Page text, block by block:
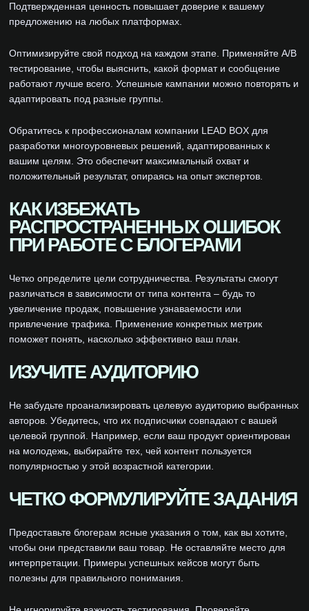
Подтвержденная ценность повышает доверие к вашему
предложению на любых платформах.
Оптимизируйте свой подход на каждом этапе. Применяйте A/B
тестирование, чтобы выяснить, какой формат и сообщение
работают лучше всего. Успешные кампании можно повторять и
адаптировать под разные группы.
Обратитесь к профессионалам компании LEAD BOX для
разработки многоуровневых решений, адаптированных к
вашим целям. Это обеспечит максимальный охват и
положительный результат, опираясь на опыт экспертов.
КАК ИЗБЕЖАТЬ
РАСПРОСТРАНЕННЫХ ОШИБОК
ПРИ РАБОТЕ С БЛОГЕРАМИ
Четко определите цели сотрудничества. Результаты смогут
различаться в зависимости от типа контента – будь то
увеличение продаж, повышение узнаваемости или
привлечение трафика. Применение конкретных метрик
поможет понять, насколько эффективно ваш план.
ИЗУЧИТЕ АУДИТОРИЮ
Не забудьте проанализировать целевую аудиторию выбранных
авторов. Убедитесь, что их подписчики совпадают с вашей
целевой группой. Например, если ваш продукт ориентирован
на молодежь, выбирайте тех, чей контент пользуется
популярностью у этой возрастной категории.
ЧЕТКО ФОРМУЛИРУЙТЕ ЗАДАНИЯ
Предоставьте блогерам ясные указания о том, как вы хотите,
чтобы они представили ваш товар. Не оставляйте место для
интерпретации. Примеры успешных кейсов могут быть
полезны для правильного понимания.